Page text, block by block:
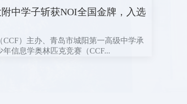
中学子斩获NOI全国金牌，入选
CCF）主办、青岛市城阳第一高级中学承
年信息学奥林匹克竞赛（CCF...